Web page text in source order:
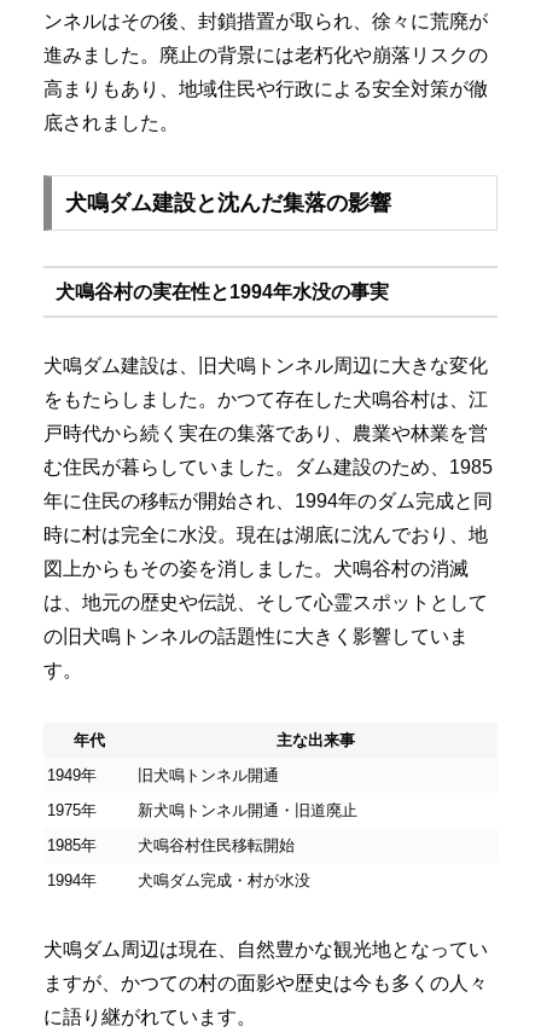
ンネルはその後、封鎖措置が取られ、徐々に荒廃が
進みました。廃止の背景には老朽化や崩落リスクの
高まりもあり、地域住民や行政による安全対策が徹
底されました。
犬鳴ダム建設と沈んだ集落の影響
犬鳴谷村の実在性と1994年水没の事実
犬鳴ダム建設は、旧犬鳴トンネル周辺に大きな変化
をもたらしました。かつて存在した犬鳴谷村は、江
戸時代から続く実在の集落であり、農業や林業を営
む住民が暮らしていました。ダム建設のため、1985
年に住民の移転が開始され、1994年のダム完成と同
時に村は完全に水没。現在は湖底に沈んでおり、地
図上からもその姿を消しました。犬鳴谷村の消滅
は、地元の歴史や伝説、そして心霊スポットとして
の旧犬鳴トンネルの話題性に大きく影響していま
す。
年代
主な出来事
1949年
旧犬鳴トンネル開通
1975年
新犬鳴トンネル開通・旧道廃止
1985年
犬鳴谷村住民移転開始
1994年
犬鳴ダム完成・村が水没
犬鳴ダム周辺は現在、自然豊かな観光地となってい
ますが、かつての村の面影や歴史は今も多くの人々
に語り継がれています。